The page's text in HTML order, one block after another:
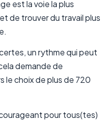
est la voie la plus
de trouver du travail plus
un rythme qui peut
demande de
le choix de plus de 720
pour tous(tes)